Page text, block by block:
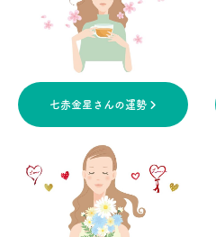
七赤金星さんの運勢